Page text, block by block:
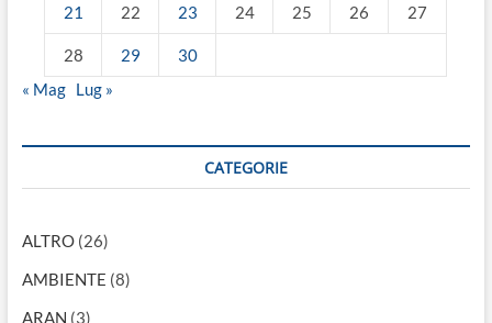
21 22 23 24 25 26 27
28 29
30
« Mag Lug »
CATEGORIE
ALTRO(26)
AMBIENTE (8)
ARAN (3)